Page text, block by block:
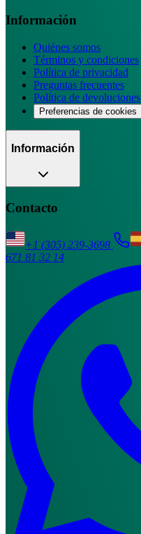
Información
Quiénes somos
Términos y condiciones
Política de privacidad
Preguntas frecuentes
Política de devoluciones
Preferencias de cookies
Información
Contacto
+1 (305) 239-3698
671 81 32 14